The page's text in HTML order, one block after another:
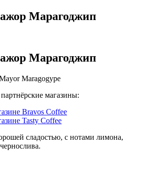
Марагоджип
Марагоджип
Maragogype
магазины:
Bravos Coffee
Tasty Coffee
сладостью, с нотами лимона,